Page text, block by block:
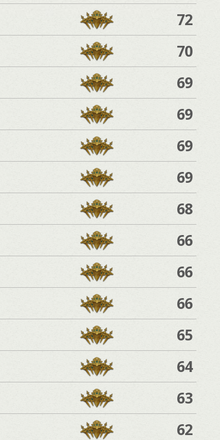
72
70
69
69
69
69
68
66
66
66
65
64
63
62